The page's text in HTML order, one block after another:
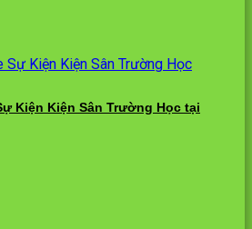
Kiện Kiện Sân Trường Học tại